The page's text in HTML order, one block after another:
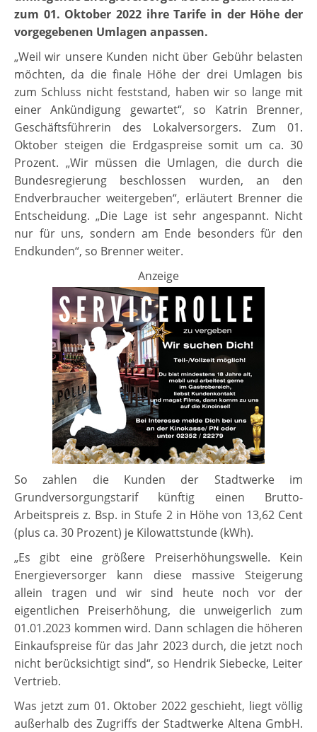
zum 01. Oktober 2022 ihre Tarife in der Höhe der
vorgegebenen Umlagen anpassen.
„Weil wir unsere Kunden nicht über Gebühr belasten
möchten, da die finale Höhe der drei Umlagen bis
zum Schluss nicht feststand, haben wir so lange mit
einer Ankündigung gewartet“, so Katrin Brenner,
Geschäftsführerin des Lokalversorgers. Zum 01.
Oktober steigen die Erdgaspreise somit um ca. 30
Prozent. „Wir müssen die Umlagen, die durch die
Bundesregierung beschlossen wurden, an den
Endverbraucher weitergeben“, erläutert Brenner die
Entscheidung. „Die Lage ist sehr angespannt. Nicht
nur für uns, sondern am Ende besonders für den
Endkunden“, so Brenner weiter.
Anzeige
So zahlen die Kunden der Stadtwerke im
Grundversorgungstarif künftig einen Brutto-
Arbeitspreis z. Bsp. in Stufe 2 in Höhe von 13,62 Cent
(plus ca. 30 Prozent) je Kilowattstunde (kWh).
„Es gibt eine größere Preiserhöhungswelle. Kein
Energieversorger kann diese massive Steigerung
allein tragen und wir sind heute noch vor der
eigentlichen Preiserhöhung, die unweigerlich zum
01.01.2023 kommen wird. Dann schlagen die höheren
Einkaufspreise für das Jahr 2023 durch, die jetzt noch
nicht berücksichtigt sind“, so Hendrik Siebecke, Leiter
Vertrieb.
Was jetzt zum 01. Oktober 2022 geschieht, liegt völlig
außerhalb des Zugriffs der Stadtwerke Altena GmbH.